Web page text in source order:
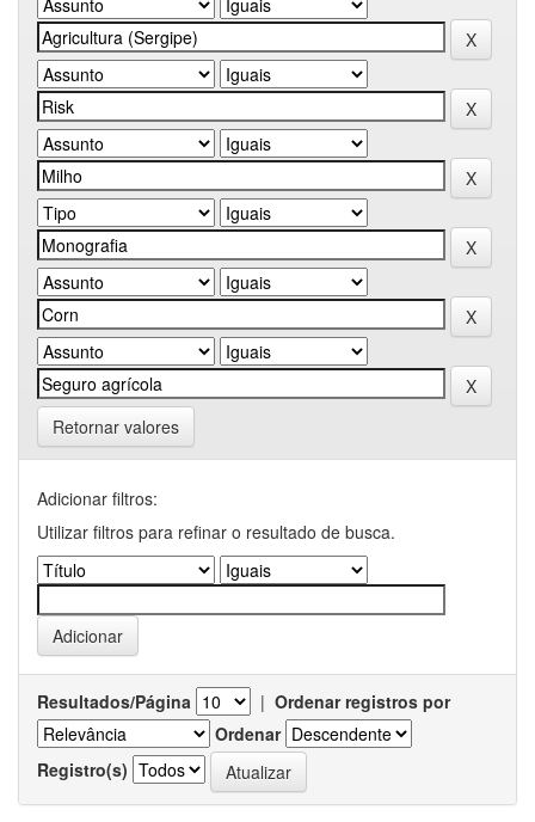
Retornar valores
Adicionar filtros:
Utilizar filtros para refinar o resultado de busca.
Resultados/Página | Ordenar registros por
Ordenar
Registro(s)